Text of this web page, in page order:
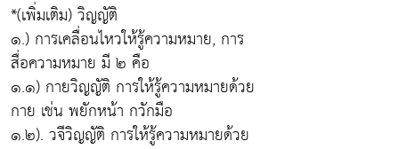
*(เพิ่มเติม) วิญญัติ
๑.) การเคลื่อนไหวให้รู้ความหมาย, การ
สื่อความหมาย มี ๒ คือ
๑.๑) กายวิญญัติ การให้รู้ความหมายด้วย
กาย เช่น พยักหน้า กวักมือ
๑.๒). วจีวิญญัติ การให้รู้ความหมายด้วย